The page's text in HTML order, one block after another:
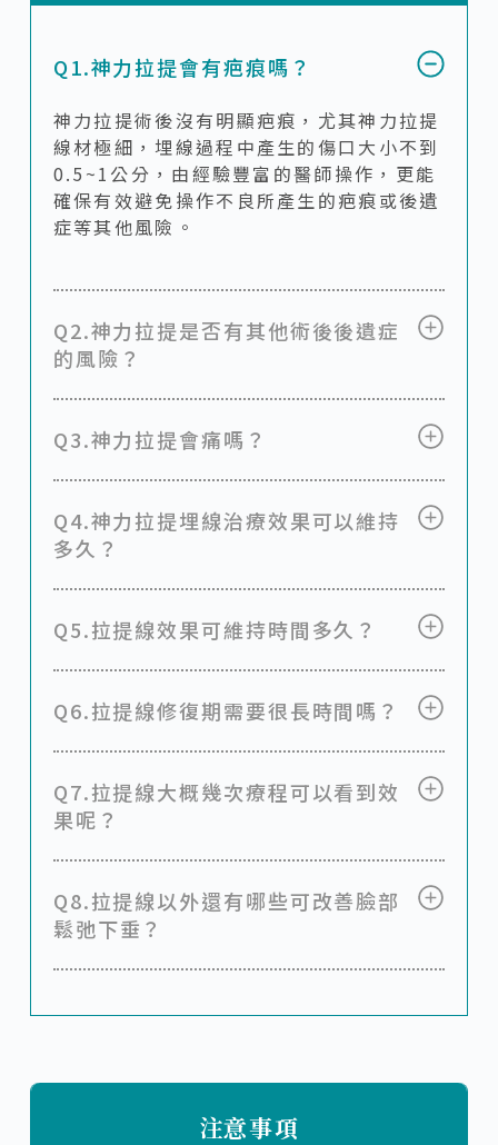
Q1.神力拉提會有疤痕嗎？
神力拉提術後沒有明顯疤痕，尤其神力拉提
線材極細，埋線過程中產生的傷口大小不到
0.5~1公分，由經驗豐富的醫師操作，更能
確保有效避免操作不良所產生的疤痕或後遺
症等其他風險。
Q2.神力拉提是否有其他術後後遺症
的風險？
Q3.神力拉提會痛嗎？
Q4.神力拉提埋線治療效果可以維持
多久？
Q5.拉提線效果可維持時間多久？
Q6.拉提線修復期需要很長時間嗎？
Q7.拉提線大概幾次療程可以看到效
果呢？
Q8.拉提線以外還有哪些可改善臉部
鬆弛下垂？
注意事項